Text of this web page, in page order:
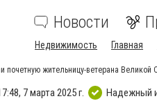
Новости
Недвижимость Главная
жительницу-ветерана Великой
7 марта 2025 г. Надежный